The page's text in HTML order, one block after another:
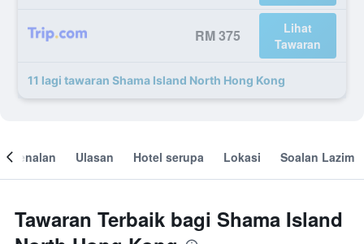
RM 375
Lihat
Tawaran
11 lagi tawaran Shama Island North Hong Kong
Ulasan Hotel serupa Lokasi Soalan Lazim
Tawaran Terbaik bagi Shama Island